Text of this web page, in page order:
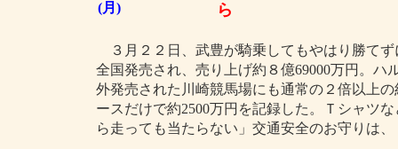
(月)
ら
３月２２日、武豊が騎乗してもやはり勝てず
全国発売され、売り上げ約８億69000万円。
外発売された川崎競馬場にも通常の２倍以上
ースだけで約2500万円を記録した。Ｔシャツ
ら走っても当たらない」交通安全のお守りは